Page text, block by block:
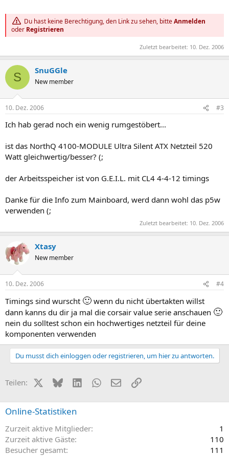
Du hast keine Berechtigung, den Link zu sehen, bitteAnmelden
oder Registrieren
Zuletzt bearbeitet: 10. Dez. 2006
S SnuGGle
New member
10. Dez. 2006 #3
Ich hab gerad noch ein wenig rumgestöbert...
ist das NorthQ 4100-MODULE Ultra Silent ATX Netzteil 520
Watt gleichwertig/besser? (;
der Arbeitsspeicher ist von G.E.I.L. mit CL4 4-4-12 timings
Danke für die Info zum Mainboard, werd dann wohl das p5w
verwenden (;
Zuletzt bearbeitet: 10. Dez. 2006
Xtasy
New member
10. Dez. 2006 #4
Timings sind wurscht 🙂 wenn du nicht übertakten willst
dann kanns du dir ja mal die corsair value serie anschauen 🙂
nein du solltest schon ein hochwertiges netzteil für deine
komponenten verwenden
Du musst dich einloggen oder registrieren, um hier zu antworten.
Teilen: X (Twitter)
BlueskyLinkedInWhatsApp
E-MailLink
Online-Statistiken
Zurzeit aktive Mitglieder
1
Zurzeit aktive Gäste
110
Besucher gesamt
111